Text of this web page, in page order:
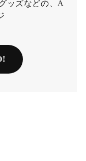
ッズなどの、A